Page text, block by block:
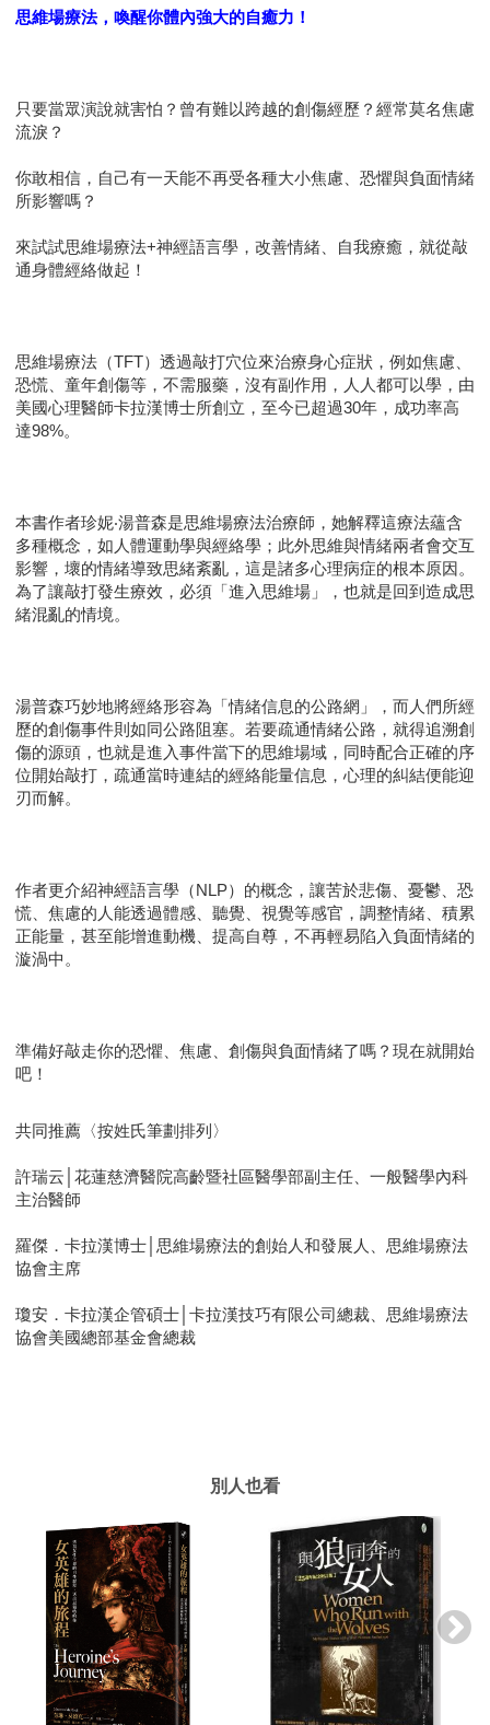
思維場療法，喚醒你體內強大的自癒力！
只要當眾演說就害怕？曾有難以跨越的創傷經歷？經常莫名焦慮
流淚？
你敢相信，自己有一天能不再受各種大小焦慮、恐懼與負面情緒
所影響嗎？
來試試思維場療法+神經語言學，改善情緒、自我療癒，就從敲
通身體經絡做起！
思維場療法（TFT）透過敲打穴位來治療身心症狀，例如焦慮、
恐慌、童年創傷等，不需服藥，沒有副作用，人人都可以學，由
美國心理醫師卡拉漢博士所創立，至今已超過30年，成功率高
達98%。
本書作者珍妮‧湯普森是思維場療法治療師，她解釋這療法蘊含
多種概念，如人體運動學與經絡學；此外思維與情緒兩者會交互
影響，壞的情緒導致思緒紊亂，這是諸多心理病症的根本原因。
為了讓敲打發生療效，必須「進入思維場」，也就是回到造成思
緒混亂的情境。
湯普森巧妙地將經絡形容為「情緒信息的公路網」，而人們所經
歷的創傷事件則如同公路阻塞。若要疏通情緒公路，就得追溯創
傷的源頭，也就是進入事件當下的思維場域，同時配合正確的序
位開始敲打，疏通當時連結的經絡能量信息，心理的糾結便能迎
刃而解。
作者更介紹神經語言學（NLP）的概念，讓苦於悲傷、憂鬱、恐
慌、焦慮的人能透過體感、聽覺、視覺等感官，調整情緒、積累
正能量，甚至能增進動機、提高自尊，不再輕易陷入負面情緒的
漩渦中。
準備好敲走你的恐懼、焦慮、創傷與負面情緒了嗎？現在就開始
吧！
共同推薦〈按姓氏筆劃排列〉
許瑞云│花蓮慈濟醫院高齡暨社區醫學部副主任、一般醫學內科
主治醫師
羅傑．卡拉漢博士│思維場療法的創始人和發展人、思維場療法
協會主席
瓊安．卡拉漢企管碩士│卡拉漢技巧有限公司總裁、思維場療法
協會美國總部基金會總裁
別人也看